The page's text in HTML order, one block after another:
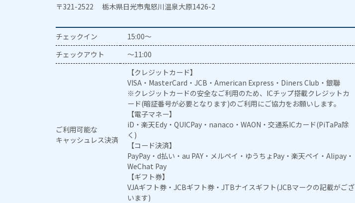
〒321-2522 栃木県日光市鬼怒川温泉大原1426-2
チェックイン
15:00～
チェックアウト
～11:00
ご利用可能な
キャッシュレス決済
【クレジットカード】
VISA・MasterCard・JCB・American Express・Diners Club・銀聯
※クレジットカードの安全なご利用のため、ICチップ搭載クレジットカ
ード(暗証番号が必要となります)のご利用にご協力をお願いします。
【電子マネー】
iD・楽天Edy・QUICPay・nanaco・WAON・交通系ICカード(PiTaPa除
く)
【コード決済】
PayPay・d払い・au PAY・メルペイ・ゆうちょPay・楽天ペイ・Alipay・
WeChat Pay
【ギフト券】
VJAギフト券・JCBギフト券・JTBナイスギフト(JCBマークの記載がござ
います)